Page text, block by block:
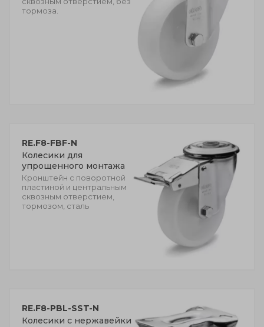
тормоза.
RE.F8-FBF-N
Колесики для
упрощенного монтажа
Кронштейн с поворотной
пластиной и центральным
сквозным отверстием,
тормозом, сталь
RE.F8-PBL-SST-N
Колесики с нержавейки